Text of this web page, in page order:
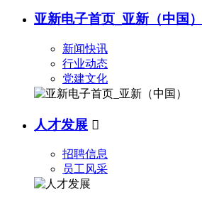
亚新电子首页_亚新（中国）
新闻快讯
行业动态
党建文化
人才发展 
招聘信息
员工风采